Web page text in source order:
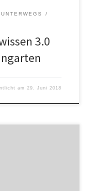
UNTERWEGS
3.0
am 29. Juni 2018